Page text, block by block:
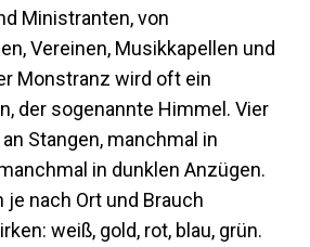
Ministranten, von
Vereinen, Musikkapellen und
Monstranz wird oft ein
der sogenannte Himmel. Vier
Stangen, manchmal in
in dunklen Anzügen.
je nach Ort und Brauch
weiß, gold, rot, blau, grün.